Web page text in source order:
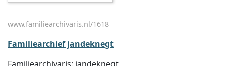
www.familiearchivaris.nl/1618
Familiearchief jandeknegt